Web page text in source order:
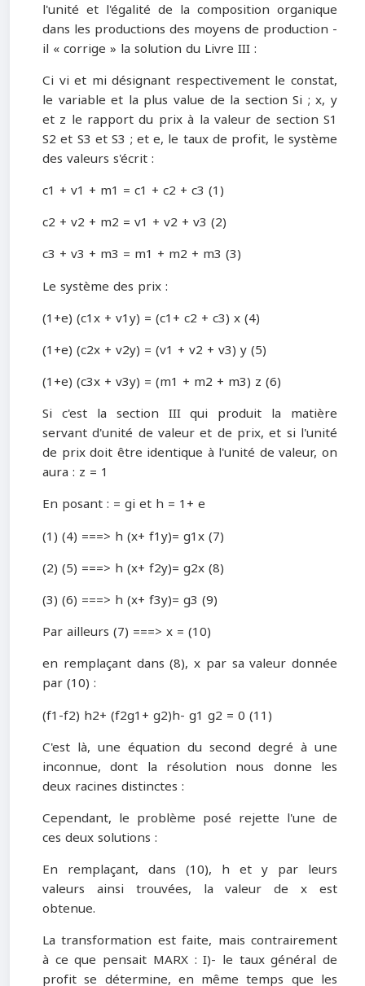
l'unité et l'égalité de la composition organique
dans les productions des moyens de production -
il « corrige » la solution du Livre III :
Ci vi et mi désignant respectivement le constat,
le variable et la plus value de la section Si ; x, y
et z le rapport du prix à la valeur de section S1
S2 et S3 et S3 ; et e, le taux de profit, le système
des valeurs s'écrit :
c1 + v1 + m1 = c1 + c2 + c3 (1)
c2 + v2 + m2 = v1 + v2 + v3 (2)
c3 + v3 + m3 = m1 + m2 + m3 (3)
Le système des prix :
(1+e) (c1x + v1y) = (c1+ c2 + c3) x (4)
(1+e) (c2x + v2y) = (v1 + v2 + v3) y (5)
(1+e) (c3x + v3y) = (m1 + m2 + m3) z (6)
Si c'est la section III qui produit la matière
servant d'unité de valeur et de prix, et si l'unité
de prix doit être identique à l'unité de valeur, on
aura : z = 1
En posant : = gi et h = 1+ e
(1) (4) ===> h (x+ f1y)= g1x (7)
(2) (5) ===> h (x+ f2y)= g2x (8)
(3) (6) ===> h (x+ f3y)= g3 (9)
Par ailleurs (7) ===> x = (10)
en remplaçant dans (8), x par sa valeur donnée
par (10) :
(f1-f2) h2+ (f2g1+ g2)h- g1 g2 = 0 (11)
C'est là, une équation du second degré à une
inconnue, dont la résolution nous donne les
deux racines distinctes :
Cependant, le problème posé rejette l'une de
ces deux solutions :
En remplaçant, dans (10), h et y par leurs
valeurs ainsi trouvées, la valeur de x est
obtenue.
La transformation est faite, mais contrairement
à ce que pensait MARX : I)- le taux général de
profit se détermine, en même temps que les